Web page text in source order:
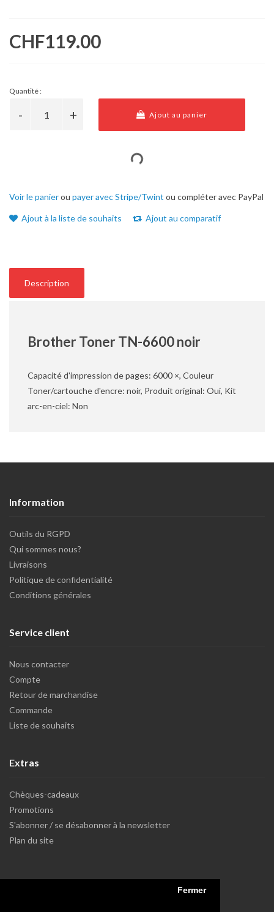
Fermer
CHF119.00
Quantité :
Ajout au panier
Voir le panierou payer avec Stripe/Twint ou compléter avec PayPal
Ajout à la liste de souhaits Ajout au comparatif
Description
Brother Toner TN-6600 noir
Capacité d'impression de pages: 6000 ×, Couleur
Toner/cartouche d'encre: noir, Produit original: Oui, Kit
arc-en-ciel: Non
Information
Outils du RGPD
Qui sommes nous?
Livraisons
Politique de confidentialité
Conditions générales
Service client
Nous contacter
Compte
Retour de marchandise
Commande
Liste de souhaits
Extras
Chèques-cadeaux
Promotions
S'abonner / se désabonner à la newsletter
Plan du site